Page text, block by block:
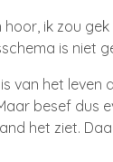
ik zou
is niet
het leven
besef dus
het ziet.